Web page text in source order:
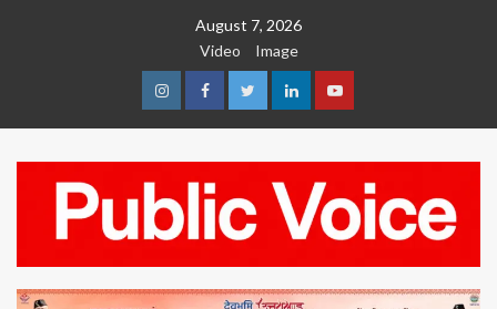
August 7, 2026
Video
Image
InstagramFacebookTwitterLinkedinYoutube